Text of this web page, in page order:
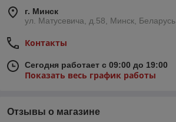
г. Минск
ул. Матусевича, д.58, Минск, Беларусь
Контакты
Сегодня работает с 09:00 до 19:00
Показать весь график работы
Отзывы о магазине